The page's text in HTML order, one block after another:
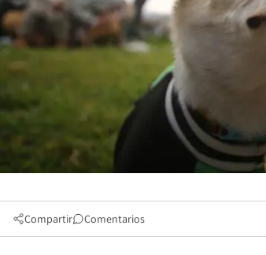
Compartir Comentarios